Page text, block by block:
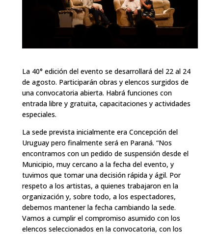
La 40° edición del evento se desarrollará del 22 al 24
de agosto. Participarán obras y elencos surgidos de
una convocatoria abierta. Habrá funciones con
entrada libre y gratuita, capacitaciones y actividades
especiales.
La sede prevista inicialmente era Concepción del
Uruguay pero finalmente será en Paraná. “Nos
encontramos con un pedido de suspensión desde el
Municipio, muy cercano a la fecha del evento, y
tuvimos que tomar una decisión rápida y ágil. Por
respeto a los artistas, a quienes trabajaron en la
organización y, sobre todo, a los espectadores,
debemos mantener la fecha cambiando la sede.
Vamos a cumplir el compromiso asumido con los
elencos seleccionados en la convocatoria, con los